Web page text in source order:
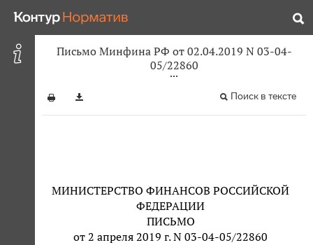
Письмо Минфина РФ от 02.04.2019 N 03-04-
05/22860
Поиск в тексте
МИНИСТЕРСТВО ФИНАНСОВ РОССИЙСКОЙ
ФЕДЕРАЦИИ
ПИСЬМО
от 2 апреля 2019 г. N 03-04-05/22860